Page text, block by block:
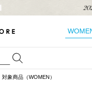
対象商品（WOMEN）